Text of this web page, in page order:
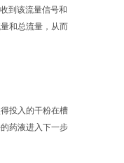
到该流量信号和
和总流量，从而
投入的干粉在槽
药液进入下一步